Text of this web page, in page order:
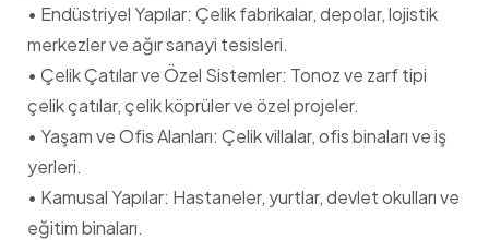
• Endüstriyel Yapılar: Çelik fabrikalar, depolar, lojistik
merkezler ve ağır sanayi tesisleri.
• Çelik Çatılar ve Özel Sistemler: Tonoz ve zarf tipi
çelik çatılar, çelik köprüler ve özel projeler.
• Yaşam ve Ofis Alanları: Çelik villalar, ofis binaları ve iş
yerleri.
• Kamusal Yapılar: Hastaneler, yurtlar, devlet okulları ve
eğitim binaları.